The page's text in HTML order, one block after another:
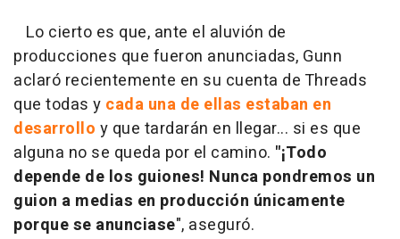
Lo cierto es que, ante el aluvión de
producciones que fueron anunciadas, Gunn
aclaró recientemente en su cuenta de Threads
que todas y cada una de ellas estaban en
desarrollo y que tardarán en llegar... si es que
alguna no se queda por el camino. "¡Todo
depende de los guiones! Nunca pondremos un
guion a medias en producción únicamente
porque se anunciase", aseguró.